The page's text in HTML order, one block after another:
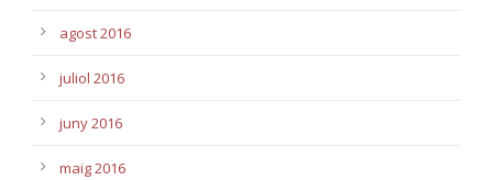
agost 2016
juliol 2016
juny 2016
maig 2016